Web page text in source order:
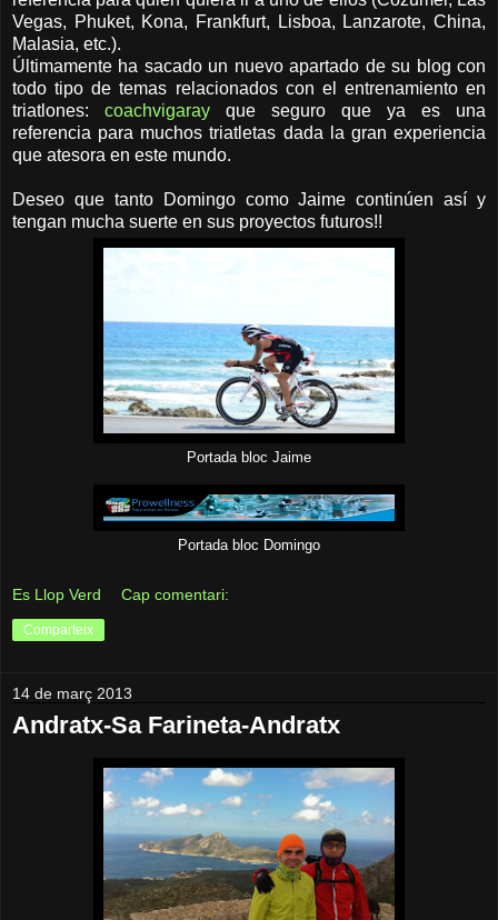
Vegas, Phuket, Kona, Frankfurt, Lisboa, Lanzarote, China,
Malasia, etc.).
Últimamente ha sacado un nuevo apartado de su blog con
todo tipo de temas relacionados con el entrenamiento en
triatlones: coachvigaray que seguro que ya es una
referencia para muchos triatletas dada la gran experiencia
que atesora en este mundo.
Deseo que tanto Domingo como Jaime continúen así y
tengan mucha suerte en sus proyectos futuros!!
Portada bloc Jaime
Portada bloc Domingo
Es Llop Verd Cap comentari:
Comparteix
14 de març 2013
Andratx-Sa Farineta-Andratx